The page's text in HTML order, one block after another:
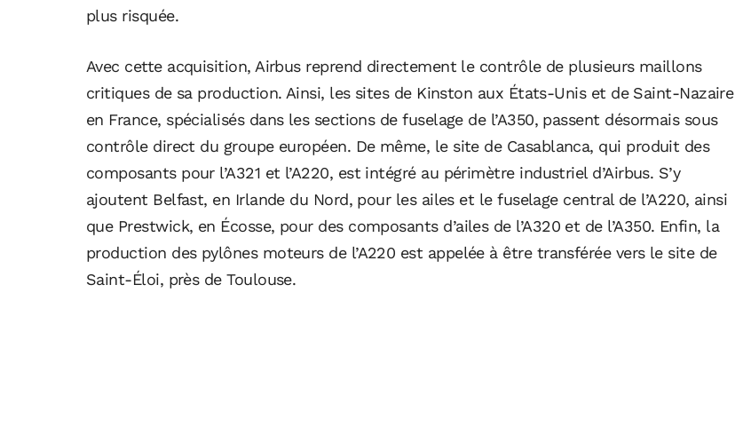
plus risquée.
Avec cette acquisition, Airbus reprend directement le contrôle de plusieurs maillons
critiques de sa production. Ainsi, les sites de Kinston aux États-Unis et de Saint-Nazaire
en France, spécialisés dans les sections de fuselage de l’A350, passent désormais sous
contrôle direct du groupe européen. De même, le site de Casablanca, qui produit des
composants pour l’A321 et l’A220, est intégré au périmètre industriel d’Airbus. S’y
ajoutent Belfast, en Irlande du Nord, pour les ailes et le fuselage central de l’A220, ainsi
que Prestwick, en Écosse, pour des composants d’ailes de l’A320 et de l’A350. Enfin, la
production des pylônes moteurs de l’A220 est appelée à être transférée vers le site de
Saint-Éloi, près de Toulouse.